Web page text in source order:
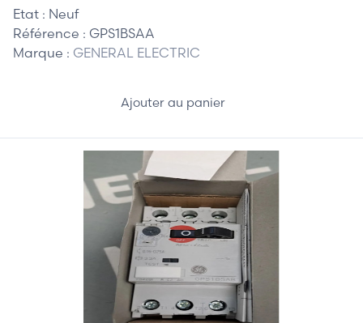
Etat : Neuf
Référence : GPS1BSAA
Marque : GENERAL ELECTRIC
Ajouter au panier